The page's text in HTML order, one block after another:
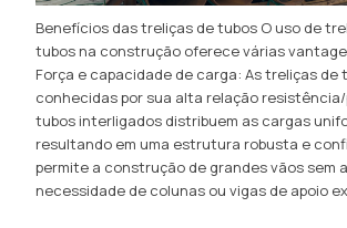
Benefícios das treliças de tubos O uso de
tubos na construção oferece várias
Força e capacidade de carga: As treliças de
conhecidas por sua alta relação resistência/
tubos interligados distribuem as cargas
resultando em uma estrutura robusta e
permite a construção de grandes vãos sem a
necessidade de colunas ou vigas de apoio